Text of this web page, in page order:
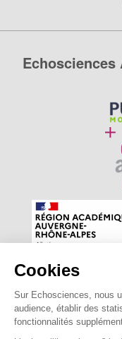
Cookies
Sur Echosciences, nous
audience, établir des
fonctionnalités
Echosciences
de sciences et de
astu'sciences.